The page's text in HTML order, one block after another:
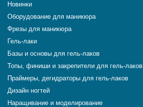
Новинки
Оборудование для маникюра
Фрезы для маникюра
Гель-лаки
Базы и основы для гель-лаков
Топы, финиши и закрепители для гель-лаков
Праймеры, дегидраторы для гель-лаков
Дизайн ногтей
Наращивание и моделирование